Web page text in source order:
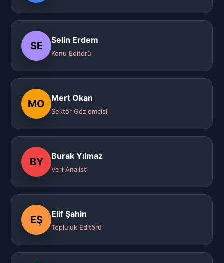
SE
Selin Erdem
Konu Editörü
MO
Mert Okan
Sektör Gözlemcisi
BY
Burak Yılmaz
Veri Analisti
EŞ
Elif Şahin
Topluluk Editörü